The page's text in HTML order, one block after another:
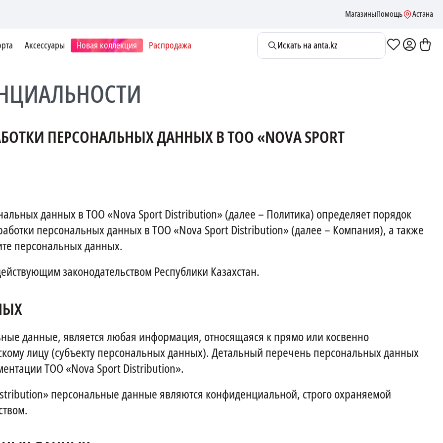
МагазиныПомощь Астана
Аксессуары Новая коллекция Распродажа Искать на anta.kz
ПЕРСОНАЛЬНЫХ ДАННЫХ В ТОО «NOVA SPORT
данных в ТОО «Nova Sport Distribution» (далее – Политика) определяет порядок
персональных данных в ТОО «Nova Sport Distribution» (далее – Компания), а также
персональных данных.
законодательством Республики Казахстан.
данные, является любая информация, относящаяся к прямо или косвенно
лицу (субъекту персональных данных). Детальный перечень персональных данных
ТОО «Nova Sport Distribution».
персональные данные являются конфиденциальной, строго охраняемой